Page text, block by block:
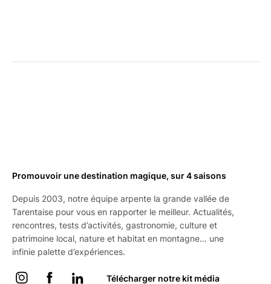
Promouvoir une destination magique, sur 4 saisons
Depuis 2003, notre équipe arpente la grande vallée de
Tarentaise pour vous en rapporter le meilleur. Actualités,
rencontres, tests d’activités, gastronomie, culture et
patrimoine local, nature et habitat en montagne… une
infinie palette d’expériences.
InstagramFacebookLinkedinTélécharger notre kit média